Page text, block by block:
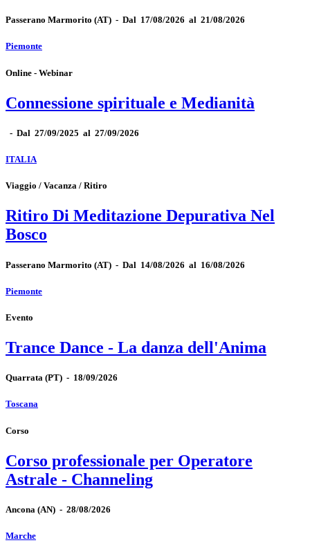
Passerano Marmorito (AT) - Dal 17/08/2026 al 21/08/2026
Piemonte
Online - Webinar
Connessione spirituale e Medianità
- Dal 27/09/2025 al 27/09/2026
ITALIA
Viaggio / Vacanza / Ritiro
Ritiro Di Meditazione Depurativa Nel
Bosco
Passerano Marmorito (AT) - Dal 14/08/2026 al 16/08/2026
Piemonte
Evento
Trance Dance - La danza dell'Anima
Quarrata (PT) - 18/09/2026
Toscana
Corso
Corso professionale per Operatore
Astrale - Channeling
Ancona (AN) - 28/08/2026
Marche